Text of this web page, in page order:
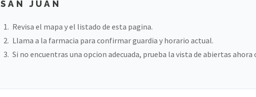
SAN JUAN
Revisa el mapa y el listado de esta pagina.
Llama a la farmacia para confirmar guardia y horario actual.
Si no encuentras una opcion adecuada, prueba la vista de abiertas ahora